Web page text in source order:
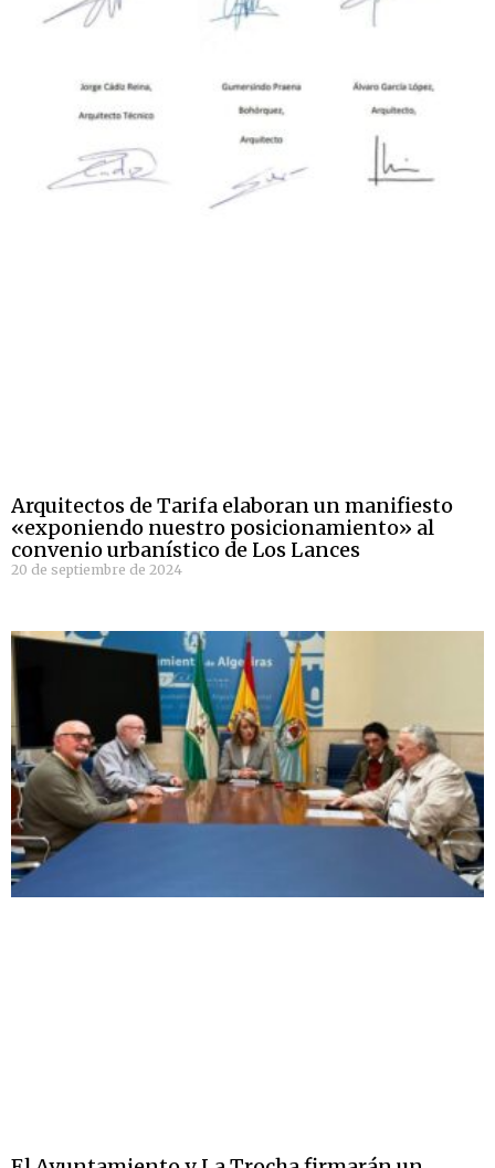
Arquitectos de Tarifa elaboran un manifiesto
«exponiendo nuestro posicionamiento» al
convenio urbanístico de Los Lances
20 de septiembre de 2024